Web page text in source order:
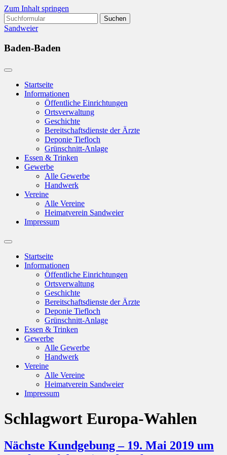
Zum Inhalt springen
Suchen
nach:
Sandweier
Baden-Baden
Startseite
Informationen
Öffentliche Einrichtungen
Ortsverwaltung
Geschichte
Bereitschaftsdienste der Ärzte
Deponie Tiefloch
Grünschnitt-Anlage
Essen & Trinken
Gewerbe
Alle Gewerbe
Handwerk
Vereine
Alle Vereine
Heimatverein Sandweier
Impressum
Suchfeld
ein-/ausblenden
Startseite
Informationen
Öffentliche Einrichtungen
Ortsverwaltung
Geschichte
Bereitschaftsdienste der Ärzte
Deponie Tiefloch
Grünschnitt-Anlage
Essen & Trinken
Gewerbe
Alle Gewerbe
Handwerk
Vereine
Alle Vereine
Heimatverein Sandweier
Impressum
Schlagwort Europa-Wahlen
Nächste Kundgebung – 19. Mai 2019 um